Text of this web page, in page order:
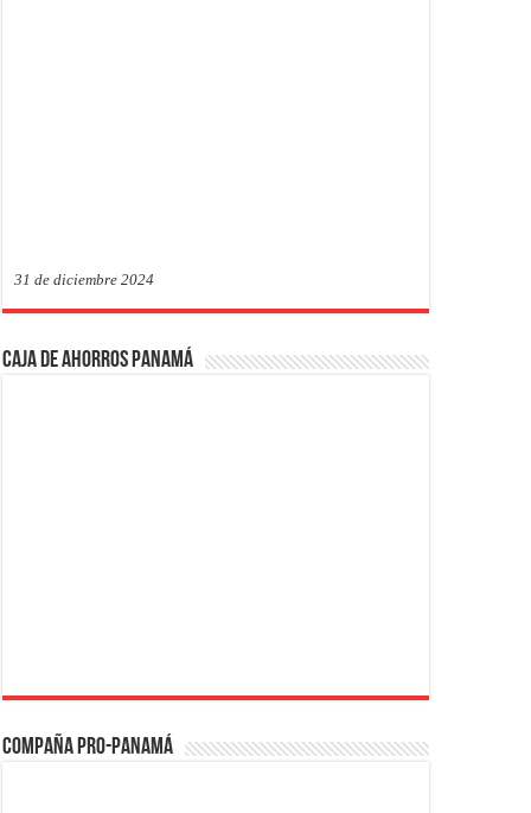
31 de diciembre 2024
Caja de Ahorros Panamá
Compaña PRO-Panamá